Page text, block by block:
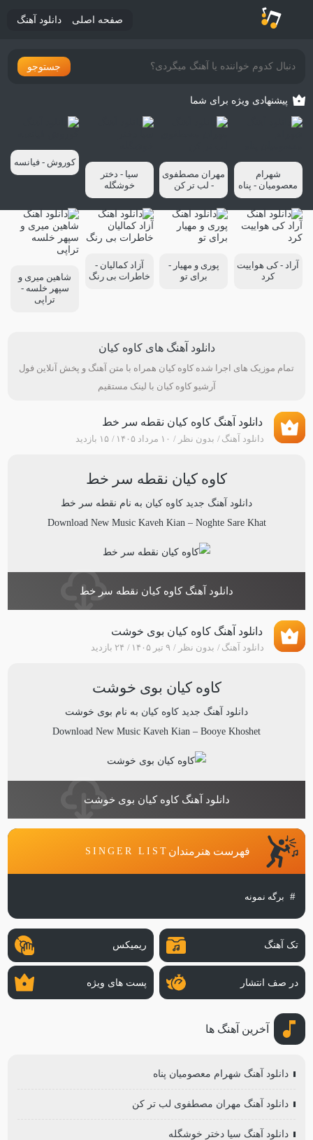
صفحه اصلی دانلود آهنگ
جستوجو
پیشنهادی ویژه برای شما
شهرام
معصومیان - پناه
مهران مصطفوی
- لب تر کن
سیا - دختر
خوشگله
کوروش - فیانسه
آراد - کی هواییت
کرد
پوری و مهیار -
برای تو
آزاد کمالیان -
خاطرات بی رنگ
شاهین میری و
سپهر خلسه -
تراپی
دانلود آهنگ های کاوه کیان
تمام موزیک های اجرا شده کاوه کیان همراه با متن آهنگ و پخش آنلاین فول
آرشیو کاوه کیان با لینک مستقیم
دانلود آهنگ کاوه کیان نقطه سر خط
دانلود آهنگ بدون نظر ۱۰ مرداد ۱۴۰۵ ۱۵ بازدید
کاوه کیان نقطه سر خط
دانلود آهنگ جدید کاوه کیان به نام نقطه سر خط
Download New Music Kaveh Kian – Noghte Sare Khat
دانلود آهنگ کاوه کیان نقطه سر خط
دانلود آهنگ کاوه کیان بوی خوشت
دانلود آهنگ بدون نظر ۹ تیر ۱۴۰۵ ۲۴ بازدید
کاوه کیان بوی خوشت
دانلود آهنگ جدید کاوه کیان به نام بوی خوشت
Download New Music Kaveh Kian – Booye Khoshet
دانلود آهنگ کاوه کیان بوی خوشت
فهرست هنرمندان SINGER LIST
برگه نمونه
تک آهنگ ریمیکس
در صف انتشار پست های ویژه
آخرین آهنگ ها
دانلود آهنگ شهرام معصومیان پناه
دانلود آهنگ مهران مصطفوی لب تر کن
دانلود آهنگ سیا دختر خوشگله